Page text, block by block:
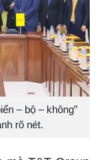
– bộ – không”
rõ nét.